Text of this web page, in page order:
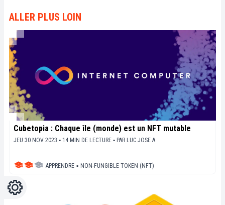
sociétaux de cette révolution en marche.
ALLER PLUS LOIN
Cubetopia : Chaque île (monde) est un NFT mutable
JEU 30 NOV 2023 ▪ 14 MIN DE LECTURE ▪ PAR LUC JOSE A.
APPRENDRE ▪ NON-FUNGIBLE TOKEN (NFT)
Réglages